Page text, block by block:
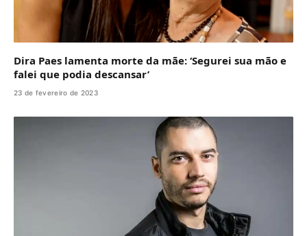
Dira Paes lamenta morte da mãe: ‘Segurei sua mão e
falei que podia descansar’
23 de fevereiro de 2023